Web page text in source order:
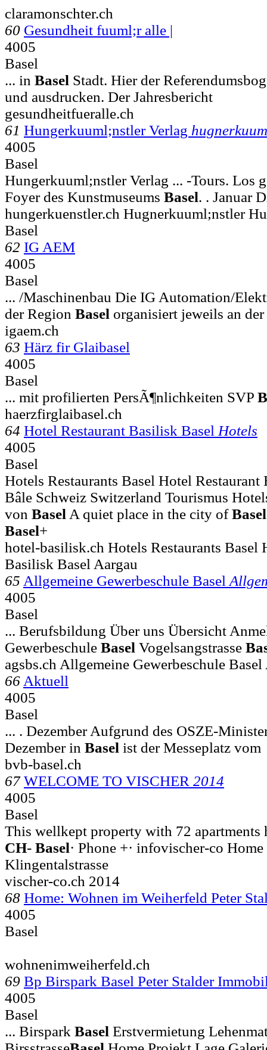
claramonschter.ch
60 Gesundheit fuuml;r alle |
4005
Basel
... in Basel Stadt. Hier der
und ausdrucken. Der Jahresbericht
gesundheitfueralle.ch
61 Hungerkuuml;nstler Verlag
4005
Basel
Hungerkuuml;nstler Verlag ... -Tours. Los
Foyer des Kunstmuseums Basel. . Januar
hungerkuenstler.ch Hugnerkuuml;nstler
Basel
62 IG AEM
4005
Basel
... /Maschinenbau Die IG Automation/
der Region Basel organisiert jeweils an
igaem.ch
63 Härz fir Glaibasel
4005
Basel
... mit profilierten PersÃ¶nlichkeiten SVP
haerzfirglaibasel.ch
64 Hotel Restaurant Basilisk Basel Hotels
4005
Basel
Hotels Restaurants Basel Hotel Restaurant
Bâle Schweiz Switzerland Tourismus
von Basel A quiet place in the city ofBasel
Basel+
hotel-basilisk.ch Hotels Restaurants Basel
Basilisk Basel Aargau
65 Allgemeine Gewerbeschule Basel
4005
Basel
... Berufsbildung Über uns Übersicht
Gewerbeschule Basel Vogelsangstrasse
agsbs.ch Allgemeine Gewerbeschule Basel
66 Aktuell
4005
Basel
... . Dezember Aufgrund des OSZE-
Dezember in Basel ist der Messeplatz vom
bvb-basel.ch
67 WELCOME TO VISCHER 2014
4005
Basel
This wellkept property with 72 apartments
CH- Basel· Phone +· infovischer-co
Klingentalstrasse
vischer-co.ch 2014
68 Home: Wohnen im Weiherfeld Peter
4005
Basel
wohnenimweiherfeld.ch
69 Bp Birspark Basel Peter Stalder
4005
Basel
... Birspark Basel Erstvermietung